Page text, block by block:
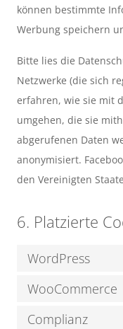
können bestimmte
Werbung speichern
Bitte lies die
Netzwerke (die sich
erfahren, wie sie mit
umgehen, die sie
abgerufenen Daten
anonymisiert.
den Vereinigten
6. Platzierte
WordPress
WooCommerce
Complianz